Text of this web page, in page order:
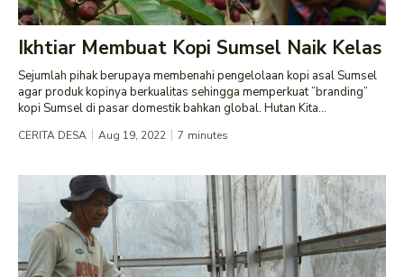
Ikhtiar Membuat Kopi Sumsel Naik Kelas
Sejumlah pihak berupaya membenahi pengelolaan kopi asal Sumsel
agar produk kopinya berkualitas sehingga memperkuat ”branding”
kopi Sumsel di pasar domestik bahkan global. Hutan Kita...
CERITA DESA Aug 19, 2022 7 minutes